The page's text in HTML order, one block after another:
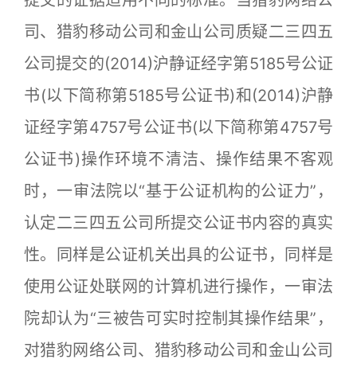
司、猎豹移动公司和金山公司质疑二三四五
公司提交的(2014)沪静证经字第5185号公证
书(以下简称第5185号公证书)和(2014)沪静
证经字第4757号公证书(以下简称第4757号
公证书)操作环境不清洁、操作结果不客观
时，一审法院以“基于公证机构的公证力”，
认定二三四五公司所提交公证书内容的真实
性。同样是公证机关出具的公证书，同样是
使用公证处联网的计算机进行操作，一审法
院却认为“三被告可实时控制其操作结果”，
对猎豹网络公司、猎豹移动公司和金山公司